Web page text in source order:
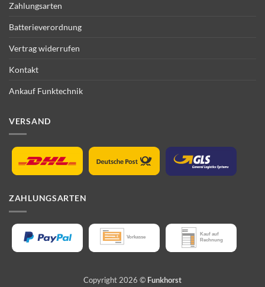
Zahlungsarten
Batterieverordnung
Vertrag widerrufen
Kontakt
Ankauf Funktechnik
VERSAND
ZAHLUNGSARTEN
Copyright 2026 © Funkhorst